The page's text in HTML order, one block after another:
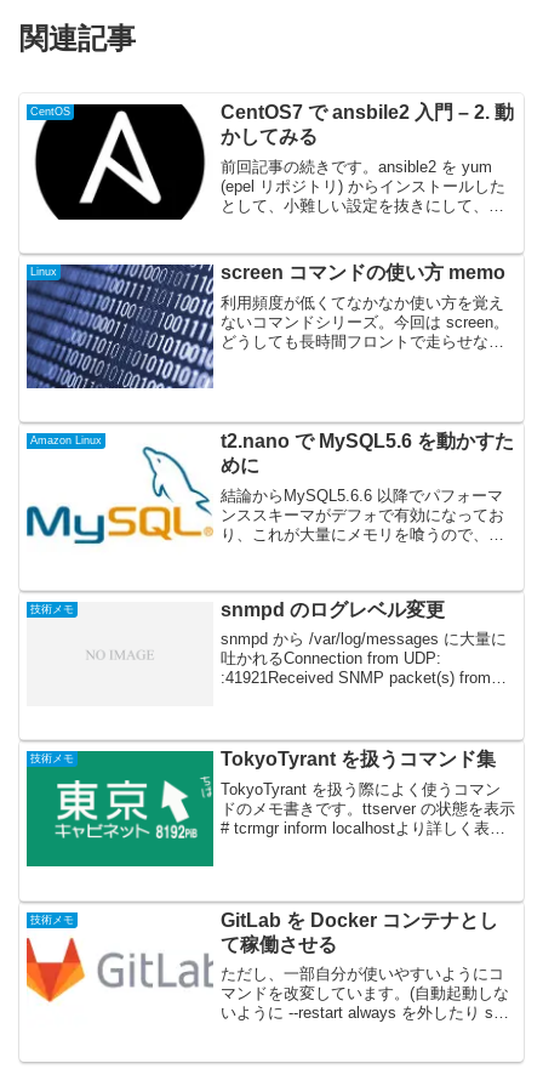
関連記事
CentOS
CentOS7 で ansbile2 入門 – 2. 動
かしてみる
前回記事の続きです。ansible2 を yum
(epel リポジトリ) からインストールした
として、小難しい設定を抜きにして、ま
192.168.0.100 とします。管理...
Linux screen コマンドの使い方 memo
利用頻度が低くてなかなか使い方を覚え
ないコマンドシリーズ。今回は screen。
どうしても長時間フロントで走らせなき
る感じ。基本操...
Amazon Linux
t2.nano で MySQL5.6 を動かすた
めに
結論からMySQL5.6.6 以降でパフォーマ
ンススキーマがデフォで有効になってお
り、これが大量にメモリを喰うので、
を利用したい場合は、table_defin...
技術メモ snmpd のログレベル変更
snmpd から /var/log/messages に大量に
吐かれるConnection from UDP:
:41921Received SNMP packet(s) from
技術メモ TokyoTyrant を扱うコマンド集
TokyoTyrant を扱う際によく使うコマン
ドのメモ書きです。ttserver の状態を表示
# tcrmgr inform localhostより詳しく表示#
技術メモ
GitLab を Docker コンテナとし
て稼働させる
ただし、一部自分が使いやすいようにコ
マンドを改変しています。(自動起動しな
いように --restart always を外したり ssh